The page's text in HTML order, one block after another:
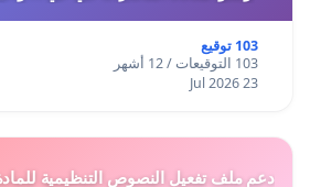
103 توقيع
103 التوقيعات / 12 أشهر
23 Jul 2026